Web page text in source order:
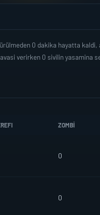
0 dakika hayatta
verirken 0 sivilin yasamina
ZOMBI
0
0